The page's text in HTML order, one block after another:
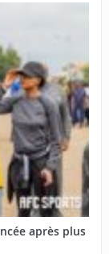
après plus